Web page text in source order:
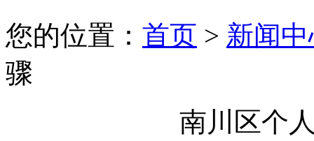
您的位置： 首页 > 新闻
骤
南川区个